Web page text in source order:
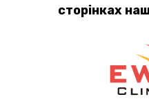
сторінках